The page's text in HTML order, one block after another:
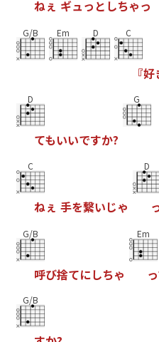
ねぇ ギュっ と しちゃっ
G/B Em D C
『好
D
てもいいですか?
G
C
ねぇ 手を繋いじゃ
D
G/B
呼び捨てにしちゃ
Em
っ
G/B